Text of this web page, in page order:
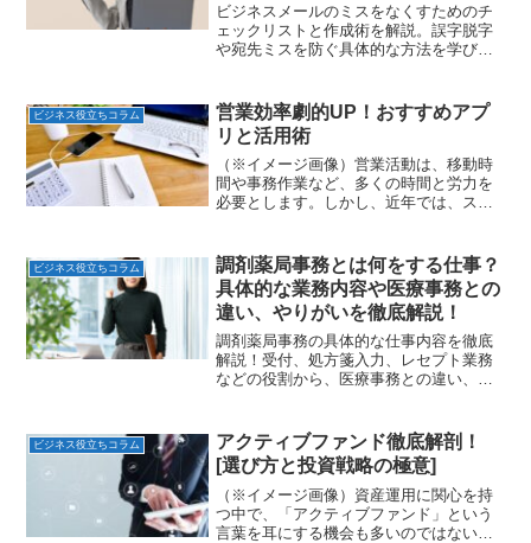
ビジネスメールのミスをなくすためのチ
ェックリストと作成術を解説。誤字脱字
や宛先ミスを防ぐ具体的な方法を学び、
ビジネス役立ちコラム
営業効率劇的UP！おすすめアプ
リと活用術
（※イメージ画像）営業活動は、移動時
間や事務作業など、多くの時間と労力を
必要とします。しかし、近年では、スマ
率化に貢献しています。この記事では、
営業効率を劇的に向上させる...
ビジネス役立ちコラム
調剤薬局事務とは何をする仕事？
具体的な業務内容や医療事務との
違い、やりがいを徹底解説！
調剤薬局事務の具体的な仕事内容を徹底
解説！受付、処方箋入力、レセプト業務
などの役割から、医療事務との違い、や
ます。
ビジネス役立ちコラム
アクティブファンド徹底解剖！
[選び方と投資戦略の極意]
（※イメージ画像）資産運用に関心を持
つ中で、「アクティブファンド」という
言葉を耳にする機会も多いのではないで